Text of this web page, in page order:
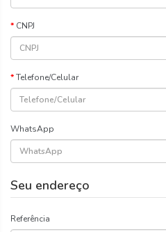
CNPJ
Telefone/Celular
WhatsApp
Seu endereço
Referência